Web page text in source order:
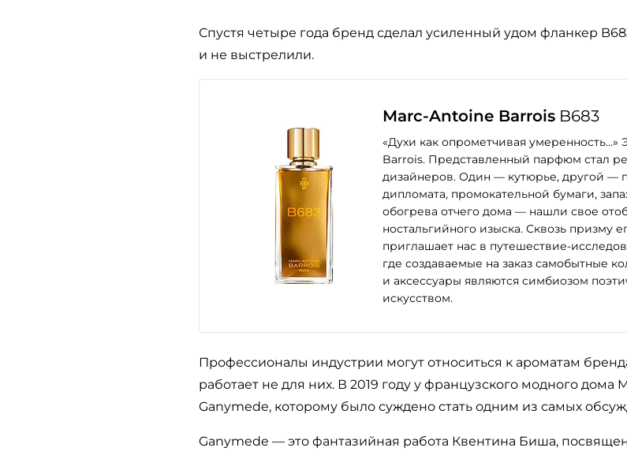
Спустя четыре года бренд сделал усиленный удом фланкер
и не выстрелили.
Marc-Antoine Barrois B683
«Духи как опрометчивая умеренность…»
Barrois. Представленный парфюм стал
дизайнеров. Один — кутюрье, другой —
дипломата, промокательной бумаги,
обогрева отчего дома — нашли свое
ностальгийного изыска. Сквозь призму
приглашает нас в путешествие-
где создаваемые на заказ самобытные
и аксессуары являются симбиозом
искусством.
Профессионалы индустрии могут относиться к ароматам
работает не для них. В 2019 году у французского модного
Ganymede, которому было суждено стать одним из самых
Ganymede — это фантазийная работа Квентина Биша,